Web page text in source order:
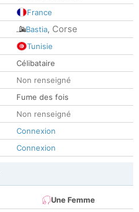
France
Bastia, Corse
Tunisie
Célibataire
Non renseigné
Fume des fois
Non renseigné
Connexion
Connexion
Une Femme